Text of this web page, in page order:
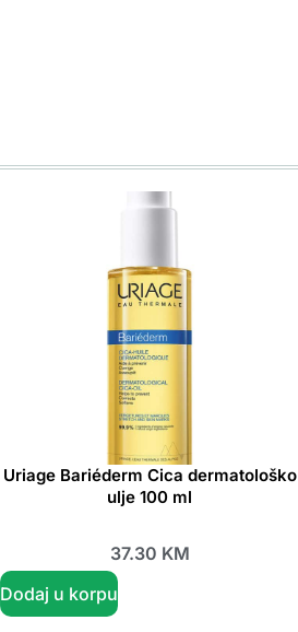
Uriage Bariéderm Cica dermatološko
ulje 100 ml
37.30 KM
Dodaj u korpu